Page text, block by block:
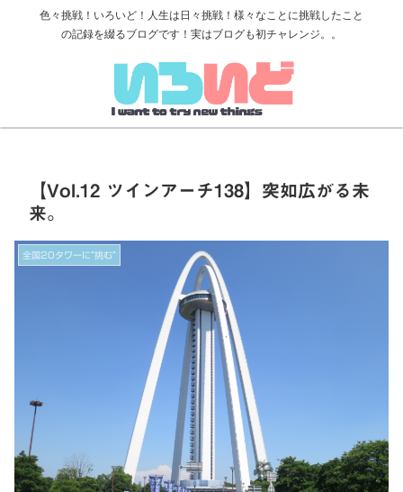
色々挑戦！いろいど！人生は日々挑戦！様々なことに挑戦したこと
の記録を綴るブログです！実はブログも初チャレンジ。。
【Vol.12 ツインアーチ138】突如広がる未
来。
全国20タワーに”挑む”